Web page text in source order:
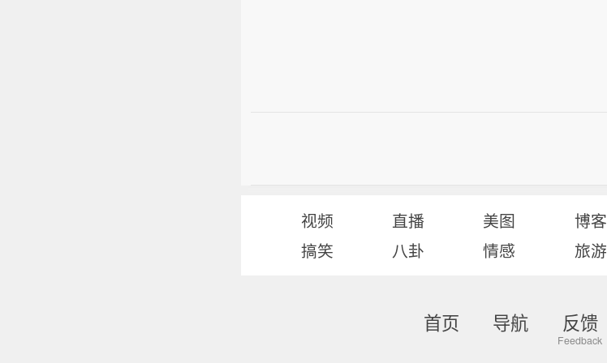
视频 直播 美图 博客
搞笑
八卦 情感 旅游
首页 导航 反馈